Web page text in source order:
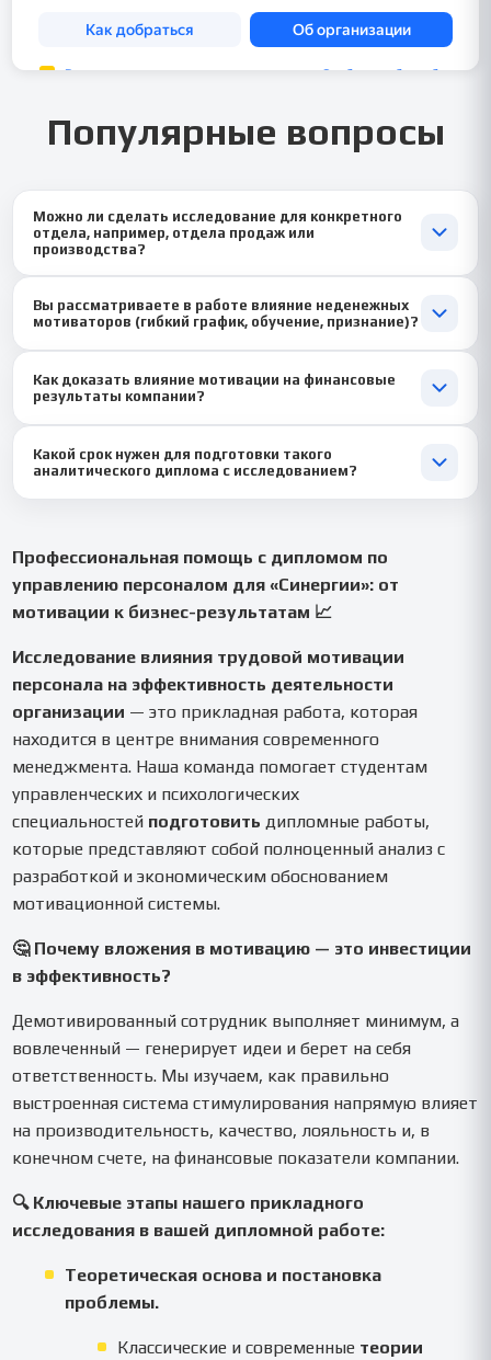
Популярные вопросы
Можно ли сделать исследование для конкретного
отдела, например, отдела продаж или
производства?
важны KPI и бонусы) и производственников (где важны
стабильность и безопасность) сильно различается. Мы можем
адаптировать исследование и разработать целевую систему
именно для выбранного подразделения, что повышает
практическую ценность диплома.
Вы рассматриваете в работе влияние неденежных
мотиваторов (гибкий график, обучение, признание)?
Мы детально анализируем роль нематериальных стимулов
(карьерный рост, публичная похвала, корпоративная культура,
возможности развития) и их влияние на вовлеченность и
эффективность, особенно для поколений Y и Z.
Как доказать влияние мотивации на финансовые
результаты компании?
системе мотивации с динамикой конкретных KPI (рост выручки
на сотрудника, снижение себестоимости, уменьшение брака,
увеличение NPS клиентов), что позволяет количественно
Какой срок нужен для подготовки такого
аналитического диплома с исследованием?
можем подготовить качественное исследование за 15-21
взаимосвязей и разработке проектных рекомендаций. ⏱️
Профессиональная помощь с дипломом по
управлению персоналом для «Синергии»: от
мотивации к бизнес-результатам 📈
Исследование влияния трудовой мотивации
персонала на эффективность деятельности
организации — это прикладная работа, которая
находится в центре внимания современного
менеджмента. Наша команда помогает студентам
управленческих и психологических
специальностей подготовить дипломные работы,
которые представляют собой полноценный анализ с
разработкой и экономическим обоснованием
мотивационной системы.
🤔 Почему вложения в мотивацию — это инвестиции
в эффективность?
Демотивированный сотрудник выполняет минимум, а
вовлеченный — генерирует идеи и берет на себя
ответственность. Мы изучаем, как правильно
выстроенная система стимулирования напрямую влияет
на производительность, качество, лояльность и, в
конечном счете, на финансовые показатели компании.
🔍 Ключевые этапы нашего прикладного
исследования в вашей дипломной работе:
Теоретическая основа и постановка
проблемы.
Классические и современные теории